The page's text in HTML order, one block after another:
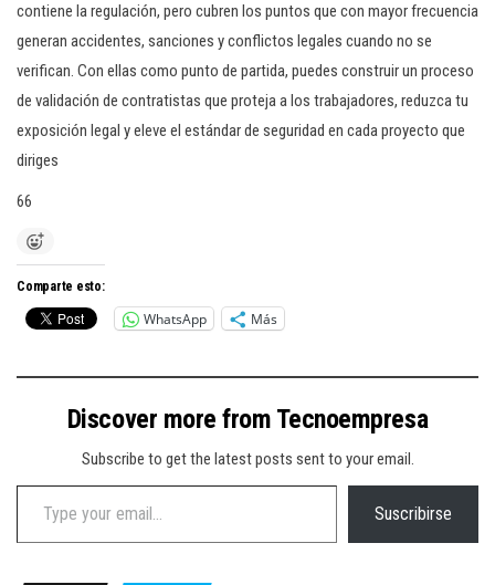
contiene la regulación, pero cubren los puntos que con mayor frecuencia
generan accidentes, sanciones y conflictos legales cuando no se
verifican. Con ellas como punto de partida, puedes construir un proceso
de validación de contratistas que proteja a los trabajadores, reduzca tu
exposición legal y eleve el estándar de seguridad en cada proyecto que
diriges
66
Comparte esto:
WhatsApp Más
Discover more from Tecnoempresa
Subscribe to get the latest posts sent to your email.
Type your email…
Suscribirse